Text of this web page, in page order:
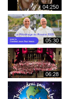
04:250
05:30
06:28